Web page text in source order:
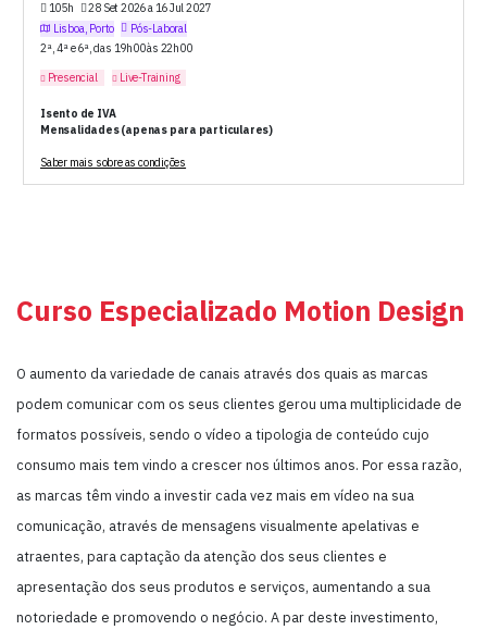
Curso Especializado Motion Design
O aumento da variedade de canais através dos quais as marcas
podem comunicar com os seus clientes gerou uma multiplicidade de
formatos possíveis, sendo o vídeo a tipologia de conteúdo cujo
consumo mais tem vindo a crescer nos últimos anos. Por essa razão,
as marcas têm vindo a investir cada vez mais em vídeo na sua
comunicação, através de mensagens visualmente apelativas e
atraentes, para captação da atenção dos seus clientes e
apresentação dos seus produtos e serviços, aumentando a sua
notoriedade e promovendo o negócio. A par deste investimento,
105h
28 Set 2026 a 16 Jul 2027
Lisboa, Porto
Pós-Laboral
2ª, 4ª e 6ª, das 19h00 às 22h00
Presencial Live-Training
Isento de IVA
Mensalidades (apenas para particulares)
Saber mais sobre as condições